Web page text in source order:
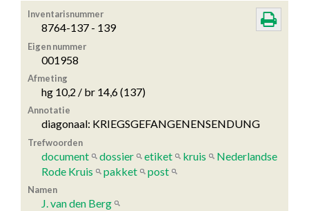
Inventarisnummer
8764-137 - 139
Eigen nummer
001958
Afmeting
hg 10,2 / br 14,6 (137)
Annotatie
diagonaal: KRIEGSGEFANGENENSENDUNG
Trefwoorden
document dossier etiket kruis
Nederlandse
Rode Kruis
pakket post
Namen
J. van den Berg